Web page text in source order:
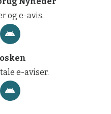
og e-avis.
e-aviser.